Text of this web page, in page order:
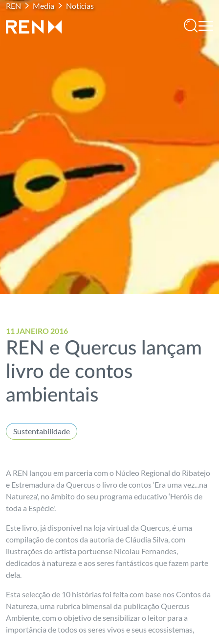
REN Media Notícias
11 JANEIRO 2016
REN e Quercus lançam
livro de contos
ambientais
Sustentabilidade
A REN lançou em parceria com o Núcleo Regional do Ribatejo
e Estremadura da Quercus o livro de contos ‘Era uma vez...na
Natureza', no âmbito do seu programa educativo ‘Heróis de
toda a Espécie'.
Este livro, já disponível na loja virtual da Quercus, é uma
compilação de contos da autoria de Cláudia Silva, com
ilustrações do artista portuense Nicolau Fernandes,
dedicados à natureza e aos seres fantásticos que fazem parte
dela.
Esta selecção de 10 histórias foi feita com base nos Contos da
Natureza, uma rubrica bimensal da publicação Quercus
Ambiente, com o objetivo de sensibilizar o leitor para a
importância de todos os seres vivos e seus ecossistemas,